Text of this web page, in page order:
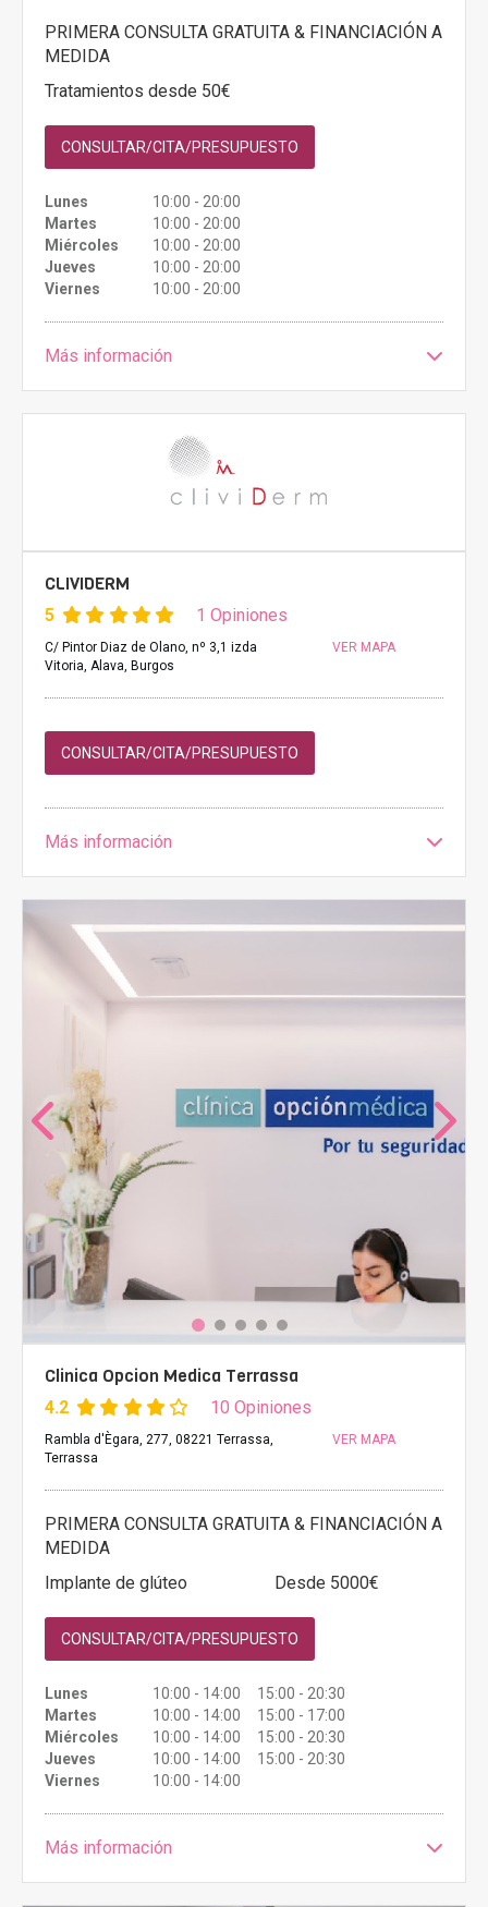
PRIMERA CONSULTA GRATUITA & FINANCIACIÓN A
MEDIDA
Tratamientos desde 50€
CONSULTAR/CITA/PRESUPUESTO
Lunes
10:00 - 20:00
Martes
10:00 - 20:00
Miércoles
10:00 - 20:00
Jueves
10:00 - 20:00
Viernes
10:00 - 20:00
Más información
CLIVIDERM
5 1 Opiniones
C/ Pintor Diaz de Olano, nº 3,1 izda
Vitoria, Alava, Burgos
VER MAPA
CONSULTAR/CITA/PRESUPUESTO
Más información
Clinica Opcion Medica Terrassa
4.2 10 Opiniones
Rambla d'Ègara, 277, 08221 Terrassa,
Terrassa
VER MAPA
PRIMERA CONSULTA GRATUITA & FINANCIACIÓN A
MEDIDA
Implante de glúteo
Desde 5000€
CONSULTAR/CITA/PRESUPUESTO
Lunes
10:00 - 14:00 15:00 - 20:30
Martes
10:00 - 14:00 15:00 - 17:00
Miércoles
10:00 - 14:00 15:00 - 20:30
Jueves
10:00 - 14:00 15:00 - 20:30
Viernes
10:00 - 14:00
Más información